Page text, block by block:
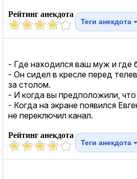
Рейтинг анекдота
Теги анекдота
- Где находился ваш муж и где
- Он сидел в кресле перед
за столом.
- И когда вы предположили,
- Когда на экране появился
не переключил канал.
Рейтинг анекдота
Теги анекдота